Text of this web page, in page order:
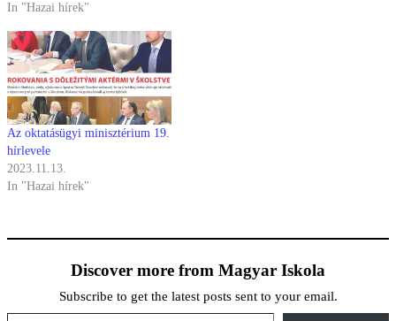
In "Hazai hírek"
Az oktatásügyi minisztérium 19.
hírlevele
2023.11.13.
In "Hazai hírek"
Discover more from Magyar Iskola
Subscribe to get the latest posts sent to your email.
Type your email…